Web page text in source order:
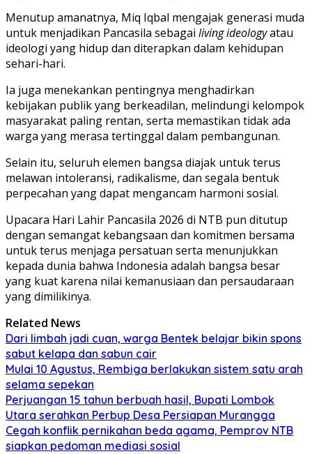
Menutup amanatnya, Miq Iqbal mengajak generasi muda
untuk menjadikan Pancasila sebagai living ideologyatau
ideologi yang hidup dan diterapkan dalam kehidupan
sehari-hari.
Ia juga menekankan pentingnya menghadirkan
kebijakan publik yang berkeadilan, melindungi kelompok
masyarakat paling rentan, serta memastikan tidak ada
warga yang merasa tertinggal dalam pembangunan.
Selain itu, seluruh elemen bangsa diajak untuk terus
melawan intoleransi, radikalisme, dan segala bentuk
perpecahan yang dapat mengancam harmoni sosial.
Upacara Hari Lahir Pancasila 2026 di NTB pun ditutup
dengan semangat kebangsaan dan komitmen bersama
untuk terus menjaga persatuan serta menunjukkan
kepada dunia bahwa Indonesia adalah bangsa besar
yang kuat karena nilai kemanusiaan dan persaudaraan
yang dimilikinya.
Related News
Dari limbah jadi cuan, warga Bentek belajar bikin spons
sabut kelapa dan sabun cair
Mulai 10 Agustus, Rembiga berlakukan sistem satu arah
selama sepekan
Perjuangan 15 tahun berbuah hasil, Bupati Lombok
Utara serahkan Perbup Desa Persiapan Murangga
Cegah konflik pernikahan beda agama, Pemprov NTB
siapkan pedoman mediasi sosial